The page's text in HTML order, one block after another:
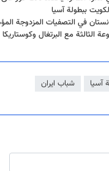
ببطولة آسيا
في التصفيات المزدوجة
الثالثة مع البرتغال وكوستاريكا
آسيا شباب ايران